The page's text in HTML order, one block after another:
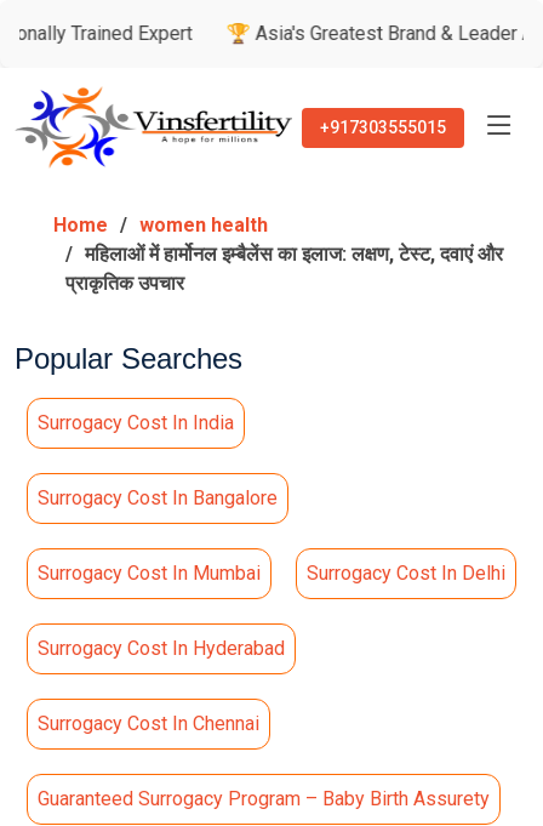
Expert 🏆 Asia's Greatest Brand & Leader Awards
+917303555015
Home
women health
महिलाओं में हार्मोनल इम्बैलेंस का इलाज: लक्षण, टेस्ट, दवाएं और
प्राकृतिक उपचार
Popular Searches
Surrogacy Cost In India
Surrogacy Cost In Bangalore
Surrogacy Cost In Mumbai Surrogacy Cost In Delhi
Surrogacy Cost In Hyderabad
Surrogacy Cost In Chennai
Guaranteed Surrogacy Program – Baby Birth Assurety